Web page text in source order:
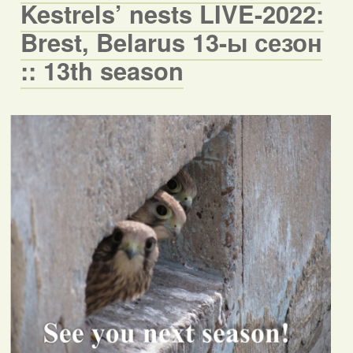
Kestrels’ nests LIVE-2022:
Brest, Belarus 13-ы сезон
:: 13th season